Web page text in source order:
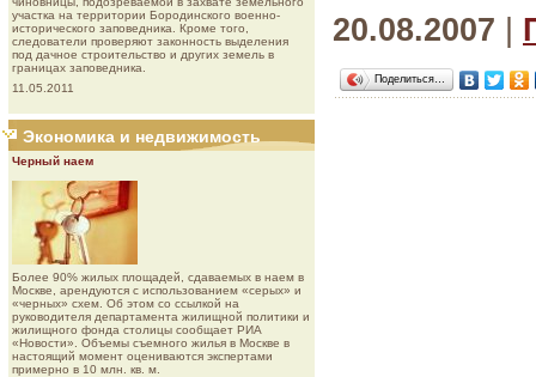
участка на территории Бородинского военно-
исторического заповедника. Кроме того,
следователи проверяют законность выделения
под дачное строительство и других земель в
границах заповедника.
11.05.2011
Экономика и недвижимость
Черный наем
Более 90% жилых площадей, сдаваемых в наем в
Москве, арендуются с использованием «серых» и
«черных» схем. Об этом со ссылкой на
руководителя департамента жилищной политики и
жилищного фонда столицы сообщает РИА
«Новости». Объемы съемного жилья в Москве в
настоящий момент оцениваются экспертами
примерно в 10 млн. кв. м.
20.08.2007
Поделиться…